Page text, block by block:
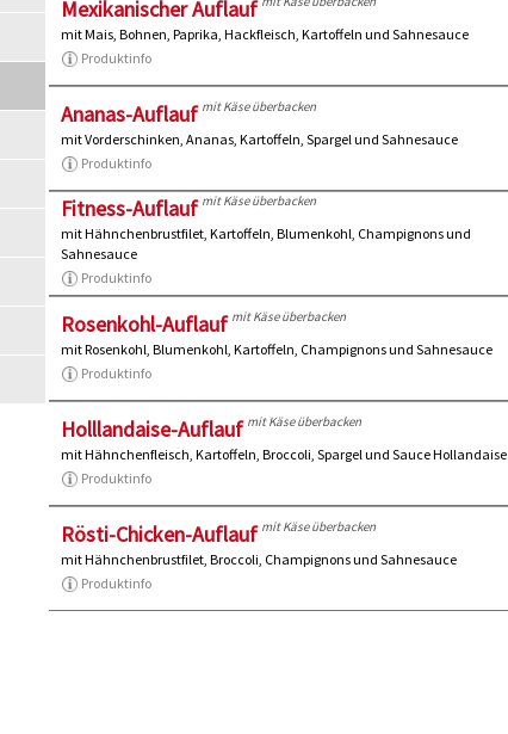
Mexikanischer Auflauf
mit Mais, Bohnen, Paprika, Hackfleisch, Kartoffeln und Sahnesauce
Produktinfo
Ananas-Auflauf mit Käse überbacken
mit Vorderschinken, Ananas, Kartoffeln, Spargel und Sahnesauce
Produktinfo
Fitness-Auflauf mit Käse überbacken
mit Hähnchenbrustfilet, Kartoffeln, Blumenkohl, Champignons und
Sahnesauce
Produktinfo
Rosenkohl-Auflauf mit Käse überbacken
mit Rosenkohl, Blumenkohl, Kartoffeln, Champignons und Sahnesauce
Produktinfo
Holllandaise-Auflauf mit Käse überbacken
mit Hähnchenfleisch, Kartoffeln, Broccoli, Spargel und Sauce Hollandaise
Produktinfo
Rösti-Chicken-Auflauf mit Käse überbacken
mit Hähnchenbrustfilet, Broccoli, Champignons und Sahnesauce
Produktinfo